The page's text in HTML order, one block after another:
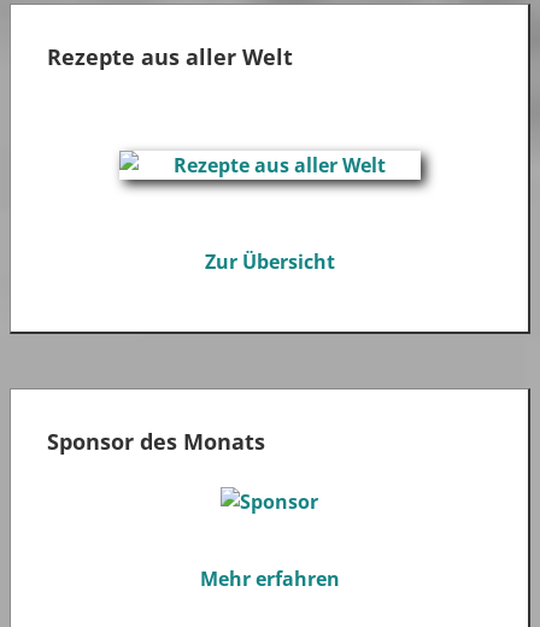
Rezepte aus aller Welt
Zur Übersicht
Sponsor des Monats
Mehr erfahren